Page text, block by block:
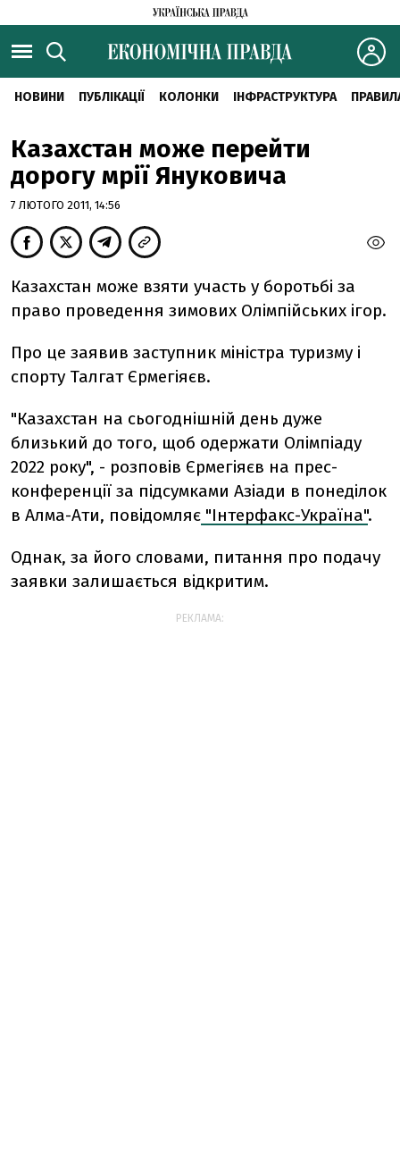
НОВИНИ ПУБЛІКАЦІЇ КОЛОНКИ ІНФРАСТРУКТУРА
Казахстан може перейти
дорогу мрії Януковича
7 ЛЮТОГО 2011, 14:56
Казахстан може взяти участь у боротьбі за
право проведення зимових Олімпійських ігор.
Про це заявив заступник міністра туризму і
спорту Талгат Єрмегіяєв.
"Казахстан на сьогоднішній день дуже
близький до того, щоб одержати Олімпіаду
2022 року", - розповів Єрмегіяєв на прес-
конференції за підсумками Азіади в понеділок
в Алма-Ати, повідомляє "Інтерфакс-Україна".
Однак, за його словами, питання про подачу
заявки залишається відкритим.
РЕКЛАМА: